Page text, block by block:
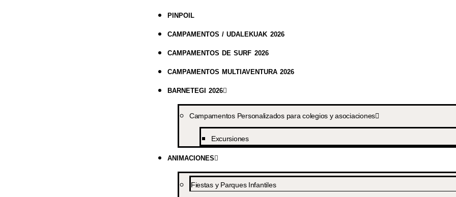
PINPOIL
CAMPAMENTOS / UDALEKUAK 2026
CAMPAMENTOS DE SURF 2026
CAMPAMENTOS MULTIAVENTURA 2026
BARNETEGI 2026
Campamentos Personalizados para colegios y asociaciones
Excursiones
ANIMACIONES
Fiestas y Parques Infantiles